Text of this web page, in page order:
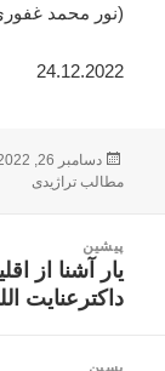
(نور محمد
24.12.2022
ارسال
شده
دسامبر 26, 2022
مطالب تراژیدی
نوشتهپیشین
نوشته
قبلی:
یار آشنا از
داکترعنایت
پسین